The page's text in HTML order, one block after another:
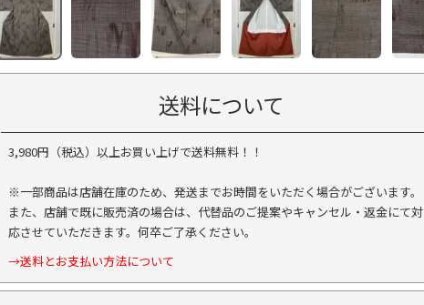
送料について
3,980円（税込）以上お買い上げで送料無料！！
※一部商品は店舗在庫のため、発送までお時間をいただく場合がございます。
また、店舗で既に販売済の場合は、代替品のご提案やキャンセル・返金にて対
応させていただきます。何卒ご了承ください。
→送料とお支払い方法について